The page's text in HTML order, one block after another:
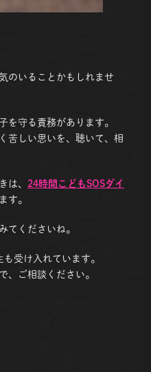
のいることかもしれませ
を守る責務があります。
苦しい思いを、聴いて、相
は、 24時間こどもSOSダイ
す。
てくださいね。
も受け入れています。
、ご相談ください。